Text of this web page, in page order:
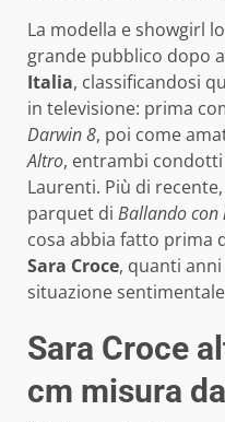
La modella e showgirl
grande pubblico dopo
Italia, classificandosi
in televisione: prima
Darwin 8, poi come
Altro, entrambi condotti
Laurenti. Più di
parquet di Ballando con
cosa abbia fatto prima
Sara Croce, quanti
situazione
Sara Croce
cm misura